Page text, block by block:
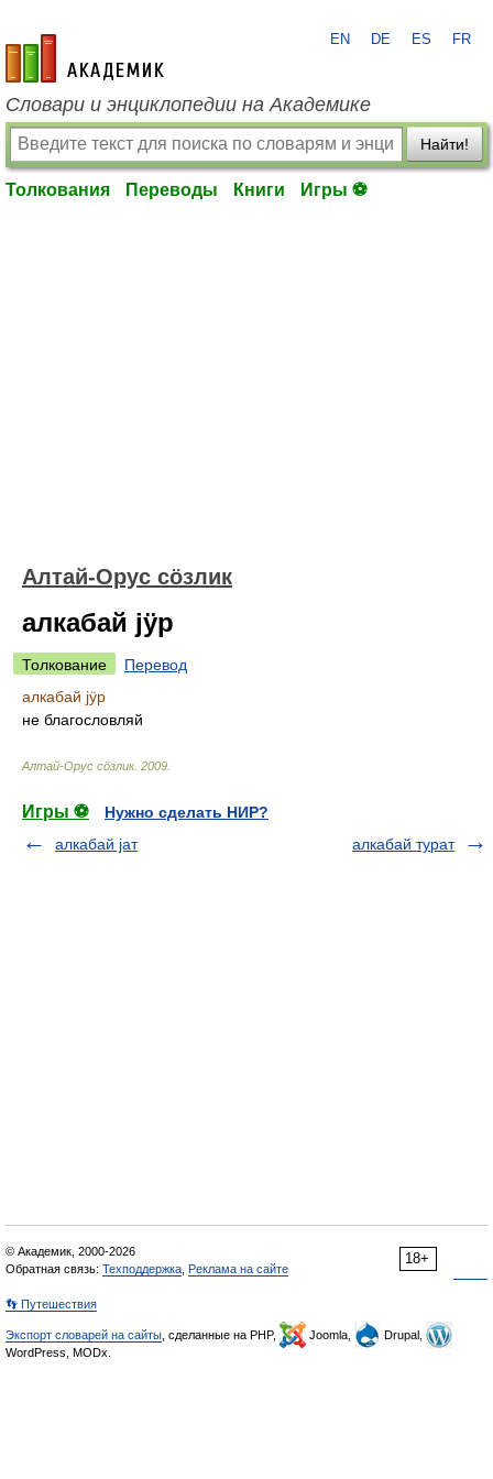
academic.ru
EN DE ES FR
Словари и энциклопедии на Академике
Найти!
Толкования Переводы Книги Игры ⚽
Алтай-Орус сöзлик
алкабай jӱр
Толкование
Перевод
алкабай jӱр
не благословляй
Алтай-Орус сöзлик. 2009
Игры ⚽
Нужно сделать НИР?
алкабай jат
алкабай турат
18+
© Академик, 2000-2026
Обратная связь: Техподдержка Реклама на сайте
👣 Путешествия
Экспорт словарей на сайты , сделанные на PHP, Joomla,
Drupal,
WordPress, MODx.